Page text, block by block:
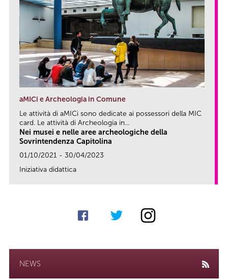
aMICi e Archeologia in Comune
Le attività di aMICi sono dedicate ai possessori della MIC
card. Le attività di Archeologia in...
Nei musei e nelle aree archeologiche della
Sovrintendenza Capitolina
01/10/2021 - 30/04/2023
Iniziativa didattica
NEWS